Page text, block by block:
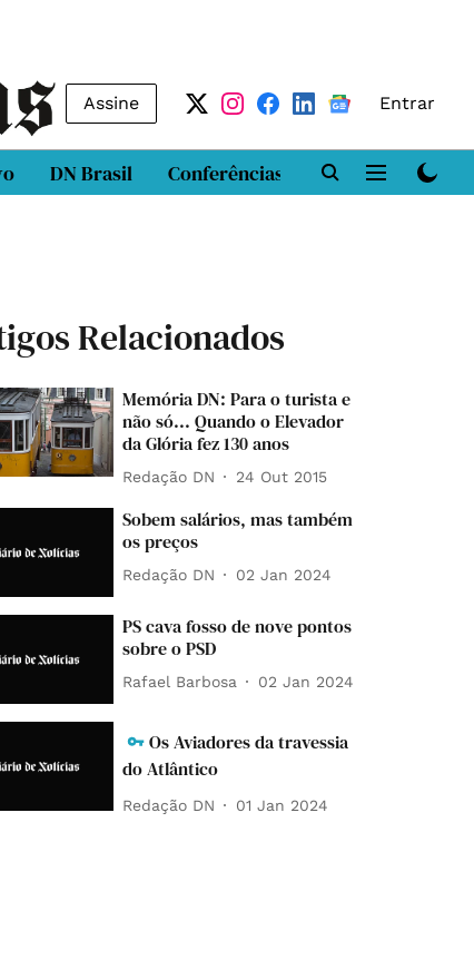
Assine Entrar
DN Brasil Conferências DN LAB
Relacionados
Memória DN: Para o turista e
não só... Quando o Elevador
da Glória fez 130 anos
Redação DN 24 Out 2015
Sobem salários, mas também
os preços
Redação DN 02 Jan 2024
PS cava fosso de nove pontos
sobre o PSD
Rafael Barbosa 02 Jan 2024
Os Aviadores da travessia
do Atlântico
Redação DN 01 Jan 2024